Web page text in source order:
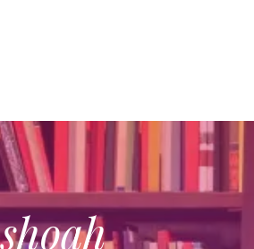
shoah